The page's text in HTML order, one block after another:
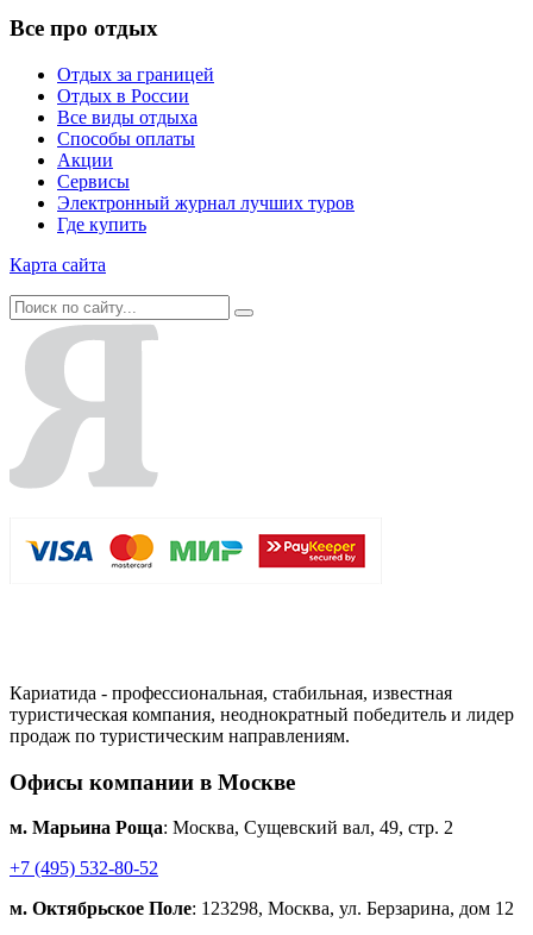
Все про отдых
Отдых за границей
Отдых в России
Все виды отдыха
Способы оплаты
Акции
Сервисы
Электронный журнал лучших туров
Где купить
Карта сайта
Кариатида - профессиональная, стабильная, известная
туристическая компания, неоднократный победитель и лидер
продаж по туристическим направлениям.
Офисы компании в Москве
м. Марьина Роща: Москва, Сущевский вал, 49, стр. 2
+7 (495) 532-80-52
м. Октябрьское Поле: 123298, Москва, ул. Берзарина, дом 12